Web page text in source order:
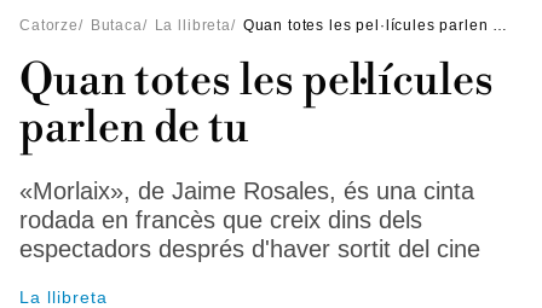
Catorze/ Butaca/ La llibreta/ Quan totes les pel·lícules parlen de tu
Quan totes les pel·lícules
parlen de tu
«Morlaix», de Jaime Rosales, és una cinta
rodada en francès que creix dins dels
espectadors després d'haver sortit del cine
La llibreta